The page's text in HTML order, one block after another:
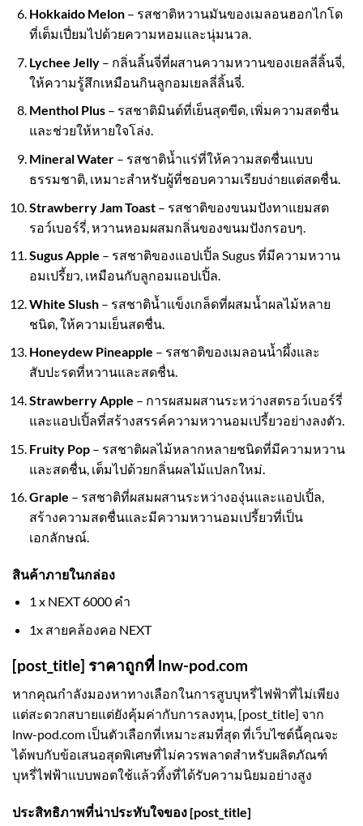
Hokkaido Melon– รสชาติหวานมันของเมลอนฮอกไกโด
ที่เต็มเปี่ยมไปด้วยความหอมและนุ่มนวล.
Lychee Jelly– กลิ่นลิ้นจี่ที่ผสานความหวานของเยลลี่ลิ้นจี่,
ให้ความรู้สึกเหมือนกินลูกอมเยลลี่ลิ้นจี่.
Menthol Plus– รสชาติมินต์ที่เย็นสุดขีด, เพิ่มความสดชื่น
และช่วยให้หายใจโล่ง.
Mineral Water– รสชาติน้ำแร่ที่ให้ความสดชื่นแบบ
ธรรมชาติ, เหมาะสำหรับผู้ที่ชอบความเรียบง่ายแต่สดชื่น.
Strawberry Jam Toast– รสชาติของขนมปังทาแยมสต
รอว์เบอร์รี่, หวานหอมผสมกลิ่นของขนมปังกรอบๆ.
Sugus Apple – รสชาติของแอปเปิ้ล Sugus ที่มีความหวาน
อมเปรี้ยว, เหมือนกับลูกอมแอปเปิ้ล.
White Slush– รสชาติน้ำแข็งเกล็ดที่ผสมน้ำผลไม้หลาย
ชนิด, ให้ความเย็นสดชื่น.
Honeydew Pineapple – รสชาติของเมลอนน้ำผึ้งและ
สับปะรดที่หวานและสดชื่น.
Strawberry Apple – การผสมผสานระหว่างสตรอว์เบอร์รี่
และแอปเปิ้ลที่สร้างสรรค์ความหวานอมเปรี้ยวอย่างลงตัว.
Fruity Pop– รสชาติผลไม้หลากหลายชนิดที่มีความหวาน
และสดชื่น, เต็มไปด้วยกลิ่นผลไม้แปลกใหม่.
Graple – รสชาติที่ผสมผสานระหว่างองุ่นและแอปเปิ้ล,
สร้างความสดชื่นและมีความหวานอมเปรี้ยวที่เป็น
เอกลักษณ์.
สินค้าภายในกล่อง
1 x NEXT 6000 คำ
1x สายคล้องคอ NEXT
[post_title] ราคาถูกที่ lnw-pod.com
หากคุณกำลังมองหาทางเลือกในการสูบบุหรี่ไฟฟ้าที่ไม่เพียง
แต่สะดวกสบายแต่ยังคุ้มค่ากับการลงทุน, [post_title] จาก
lnw-pod.com เป็นตัวเลือกที่เหมาะสมที่สุด ที่เว็บไซต์นี้คุณจะ
ได้พบกับข้อเสนอสุดพิเศษที่ไม่ควรพลาดสำหรับผลิตภัณฑ์
บุหรี่ไฟฟ้าแบบพอตใช้แล้วทิ้งที่ได้รับความนิยมอย่างสูง
ประสิทธิภาพที่น่าประทับใจของ [post_title]